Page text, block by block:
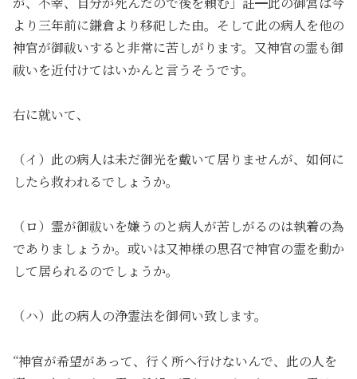
より三年前に鎌倉より移祀した由。そして此の病人を他の
神官が御祓いすると非常に苦しがります。又神官の霊も御
祓いを近付けてはいかんと言うそうです。
右に就いて、
（イ）此の病人は未だ御光を戴いて居りませんが、如何に
したら救われるでしょうか。
（ロ）霊が御祓いを嫌うのと病人が苦しがるのは執着の為
でありましょうか。或いは又神様の思召で神官の霊を動か
して居られるのでしょうか。
（ハ）此の病人の浄霊法を御伺い致します。
“神官が希望があって、行く所へ行けないんで、此の人を